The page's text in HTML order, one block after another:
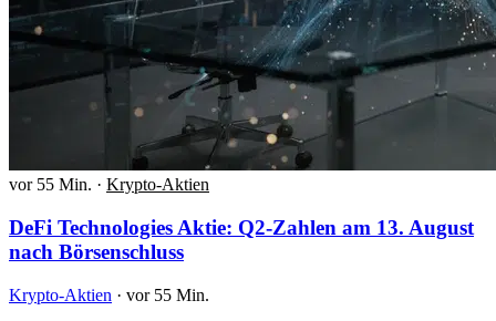
vor 55 Min. · Krypto-Aktien
DeFi Technologies Aktie: Q2-Zahlen am 13. August
nach Börsenschluss
Krypto-Aktien · vor 55 Min.